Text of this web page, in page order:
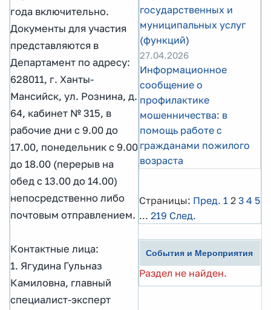
года включительно.
Документы для участия
представляются в
Департамент по адресу:
628011, г. Ханты-
Мансийск, ул. Рознина, д.
64, кабинет № 315, в
рабочие дни с 9.00 до
17.00, понедельник с 9.00
до 18.00 (перерыв на
обед с 13.00 до 14.00)
непосредственно либо
почтовым отправлением.
Контактные лица:
1. Ягудина Гульназ
Камиловна, главный
специалист-эксперт
государственных и
муниципальных услуг
(функций)
27.04.2026
Информационное
сообщение о
профилактике
мошенничества: в
помощь работе с
гражданами пожилого
возраста
Страницы: Пред. 1 2 3 4 5
... 219 След.
События и Мероприятия
Раздел не найден.